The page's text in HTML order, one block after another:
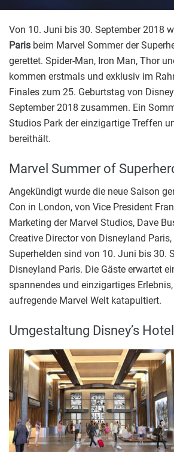
Von 10. Juni bis 30. September 2018
Paris beim Marvel Sommer der
gerettet. Spider-Man, Iron Man, Thor
kommen erstmals und exklusiv im
Finales zum 25. Geburtstag von
September 2018 zusammen. Ein
Studios Park der einzigartige Treffen
bereithält.
Marvel Summer of
Angekündigt wurde die neue Saison
Con in London, von Vice President
Marketing der Marvel Studios, Dave
Creative Director von Disneyland
Superhelden sind von 10. Juni bis 30.
Disneyland Paris. Die Gäste erwartet
spannendes und einzigartiges
aufregende Marvel Welt katapultiert.
Umgestaltung Disney’s